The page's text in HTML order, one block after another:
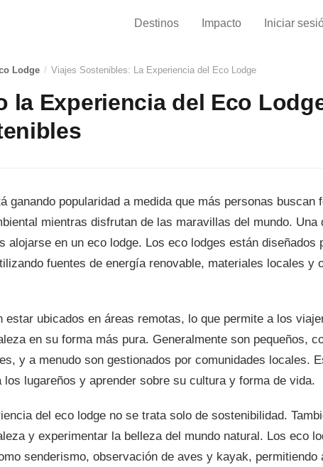
Destinos
Impacto Iniciar
Lodge / Viajes Sostenibles: La Experiencia del Eco Lodge
la Experiencia del Eco
ganando popularidad a medida que más personas buscan
mientras disfrutan de las maravillas del mundo. Una
alojarse en un eco lodge. Los eco lodges están diseñados
fuentes de energía renovable, materiales locales y
estar ubicados en áreas remotas, lo que permite a los
en su forma más pura. Generalmente son pequeños,
y a menudo son gestionados por comunidades locales.
lugareños y aprender sobre su cultura y forma de vida.
del eco lodge no se trata solo de sostenibilidad.
y experimentar la belleza del mundo natural. Los eco
senderismo, observación de aves y kayak, permitiendo